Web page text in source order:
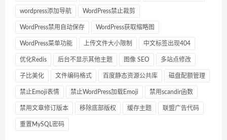
wordpress添加导航 WordPress禁止裁剪
WordPress禁用自动保存 WordPress获取缩略图
WordPress菜单功能 上传文件大小限制 中文标签出现404
优化Redis 后台不显示其他主题 图像 SEO 多站点修改
子比美化 文件编码格式 百度静态资源公共库 磁盘配额管理
禁止Emoji表情 禁止WordPress加载Emoji 禁用scandir函数
禁用文章修订版本 移除底部版权 缓存主题 联盟广告代码
重置MySQL密码